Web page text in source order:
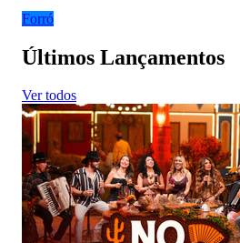
Forró
Últimos Lançamentos
Ver todos